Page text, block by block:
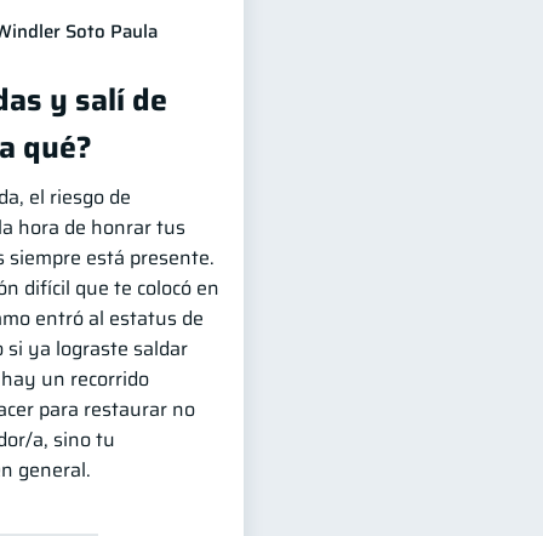
Soto Paula
y salí de
qué?
el riesgo de
hora de honrar tus
siempre está presente.
difícil que te colocó en
entró al estatus de
si ya lograste saldar
un recorrido
para restaurar no
a, sino tu
general.